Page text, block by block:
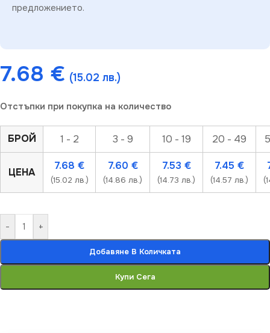
предложението.
7.68 € (15.02 лв.)
Отстъпки при покупка на количество
БРОЙ 1 - 2 3 - 9 10 - 19 20 - 49
ЦЕНА
7.68 €
(15.02 лв.)
7.60 €
(14.86 лв.)
7.53 €
(14.73 лв.)
7.45 €
(14.57 лв.)
- +
Добавяне В Количката
Купи Сега